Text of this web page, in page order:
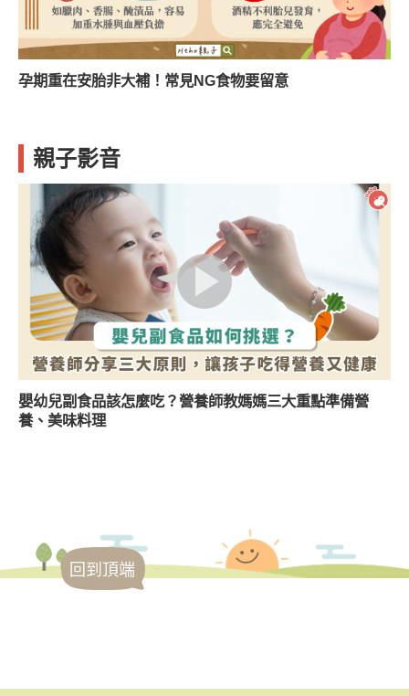
孕期重在安胎非大補！常見NG食物要留意
親子影音
嬰幼兒副食品該怎麼吃？營養師教媽媽三大重點準備營
養、美味料理
回到頂端